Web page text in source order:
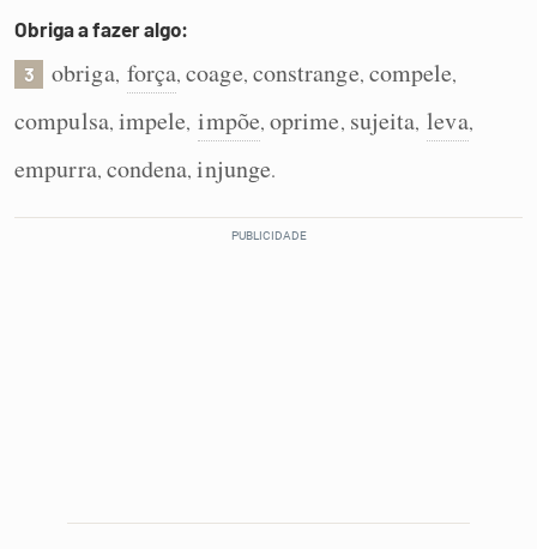
Dicionário
Obriga a fazer algo:
3 obriga, força,coage, constrange, compele,
compulsa, impele, impõe, oprime, sujeita, leva,
empurra, condena,injunge.